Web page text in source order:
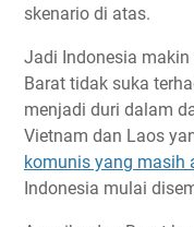
skenario di atas.
Jadi Indonesia
Barat tidak suka
menjadi duri dalam
Vietnam dan Laos
komunis yang masih
Indonesia mulai